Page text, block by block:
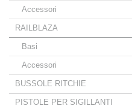
Accessori
RAILBLAZA
Basi
Accessori
BUSSOLE RITCHIE
PISTOLE PER SIGILLANTI